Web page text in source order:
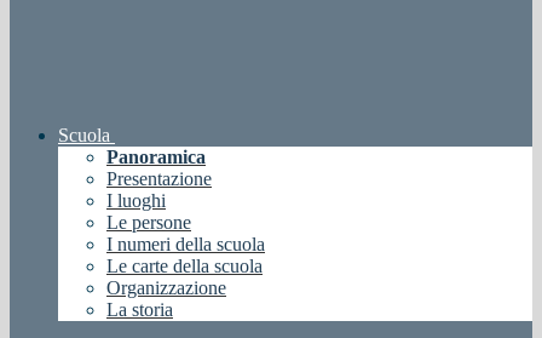
Scuola
Panoramica
Presentazione
I luoghi
Le persone
I numeri della scuola
Le carte della scuola
Organizzazione
La storia